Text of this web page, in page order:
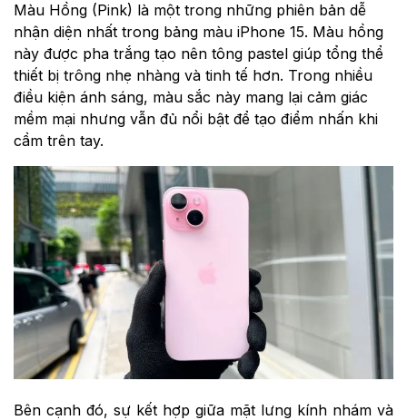
Màu Hồng (Pink) là một trong những phiên bản dễ
nhận diện nhất trong bảng màu iPhone 15. Màu hồng
này được pha trắng tạo nên tông pastel giúp tổng thể
thiết bị trông nhẹ nhàng và tinh tế hơn. Trong nhiều
điều kiện ánh sáng, màu sắc này mang lại cảm giác
mềm mại nhưng vẫn đủ nổi bật để tạo điểm nhấn khi
cầm trên tay.
Bên cạnh đó, sự kết hợp giữa mặt lưng kính nhám và